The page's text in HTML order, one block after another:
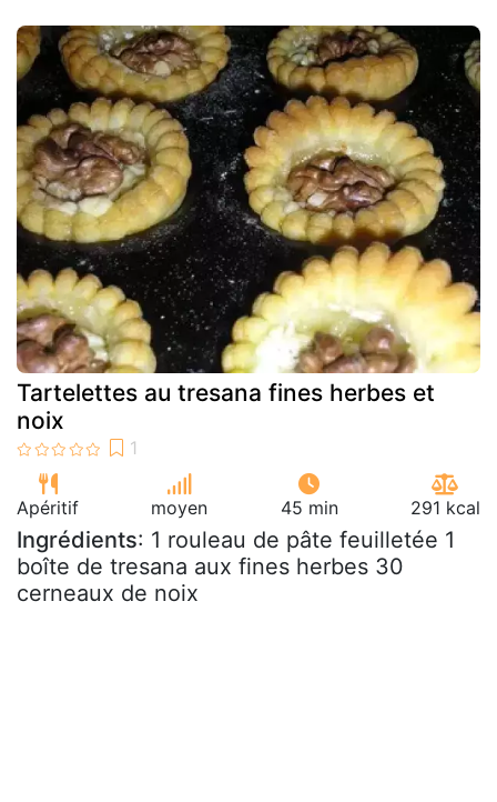
Tartelettes au tresana fines herbes et
noix
Apéritif moyen 45 min 291 kcal
Ingrédients: 1 rouleau de pâte feuilletée 1
boîte de tresana aux fines herbes 30
cerneaux de noix